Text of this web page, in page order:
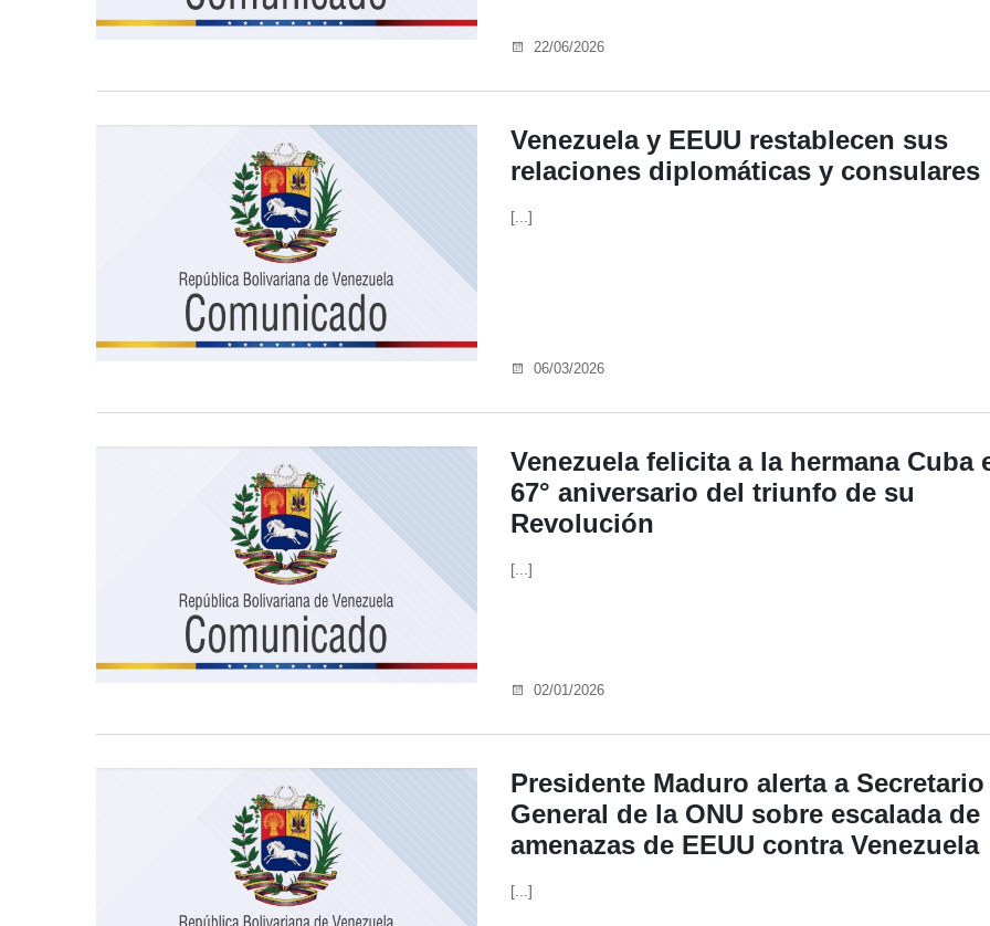
22/06/2026
Venezuela y EEUU restablecen sus
relaciones diplomáticas y consulares
[...]
06/03/2026
Venezuela felicita a la hermana Cuba
67° aniversario del triunfo de su
Revolución
[...]
02/01/2026
Presidente Maduro alerta a Secretario
General de la ONU sobre escalada de
amenazas de EEUU contra Venezuela
[...]